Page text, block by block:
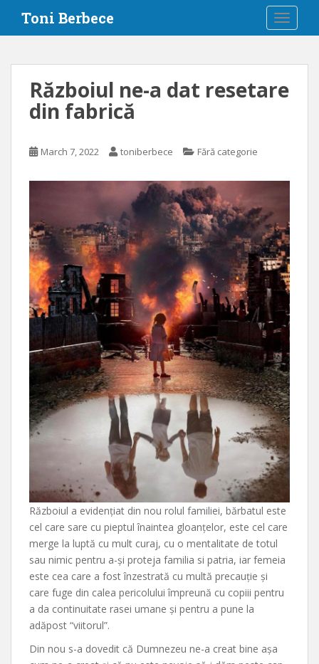
i
Toni Berbece
Războiul ne-a dat resetare
din fabrică
March 7, 2022 toniberbece Fără categorie
Războiul a evidențiat din nou rolul familiei, bărbatul este
cel care sare cu pieptul înaintea gloanțelor, este cel care
merge la luptă cu mult curaj, cu o mentalitate de totul
sau nimic pentru a-și proteja familia si patria, iar femeia
este cea care a fost înzestrată cu multă precauție și
care fuge din calea pericolului împreună cu copiii pentru
a da continuitate rasei umane și pentru a pune la
adăpost “viitorul”.
Din nou s-a dovedit că Dumnezeu ne-a creat bine așa